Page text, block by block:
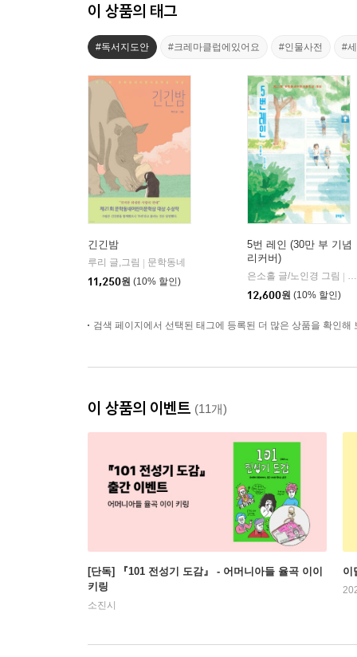
이 상품의 태그
#독서지도안 #크레마클럽에있어요 #인물사전 #
긴긴밤
루리 글,그림
문학동네
11,250원 (10% 할인)
5번 레인 (30만 부 기념
리커버)
은소홀 글/노인경 그림
12,600원 (10% 할인)
검색 페이지에서 선택된 태그에 등록된 더 많은 상품을 확인해
이 상품의 이벤트 (11개)
[단독] 『101 전성기 도감』 - 어머니아들 율곡 이이
키링
소진시
이